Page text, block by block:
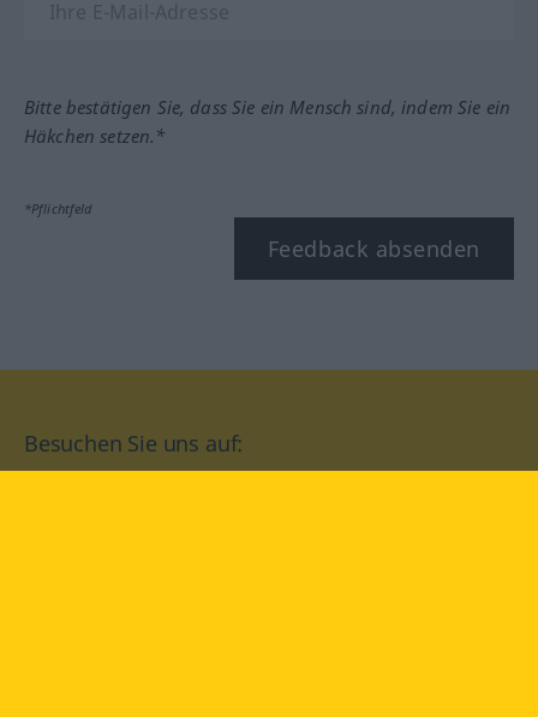
Bitte bestätigen Sie, dass Sie ein Mensch sind, indem Sie ein
Häkchen setzen.*
*Pflichtfeld
Feedback absenden
Besuchen Sie uns auf: